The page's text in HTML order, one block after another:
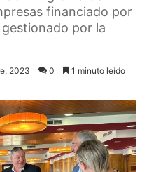
financiado por
por la
2023 0 1 minuto leído